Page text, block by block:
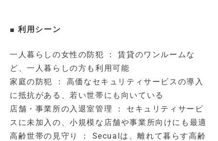
■ 利用シーン
一人暮らしの女性の防犯 ： 賃貸のワンルームな
ど、一人暮らしの方も利用可能
家庭の防犯 ： 高価なセキュリティサービスの導入
に抵抗がある、若い世帯にも向いている
店舗・事業所の入退室管理 ： セキュリティサービ
スに未加入の、小規模な店舗や事業所向けにも最適
高齢世帯の見守り ： Secualは、離れて暮らす高齢